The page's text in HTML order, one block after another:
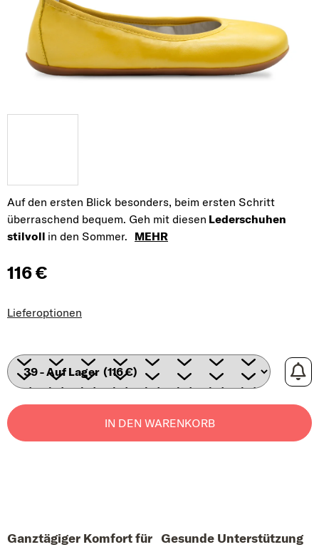
Auf den ersten Blick besonders, beim ersten Schritt
überraschend bequem. Geh mit diesen Lederschuhen
stilvoll in den Sommer. MEHR
116 €
Lieferoptionen
IN DEN WARENKORB
Ganztägiger Komfort für Gesunde Unterstützung